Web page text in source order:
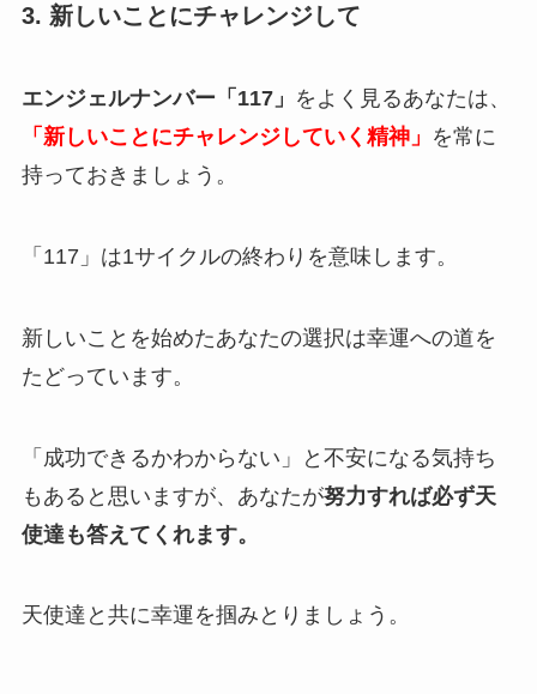
3. 新しいことにチャレンジして
エンジェルナンバー「117」 をよく見るあなたは、
「新しいことにチャレンジしていく精神」 を常に
持っておきましょう。
「117」は1サイクルの終わりを意味します。
新しいことを始めたあなたの選択は幸運への道を
たどっています。
「成功できるかわからない」と不安になる気持ち
もあると思いますが、あなたが努力すれば必ず天
使達も答えてくれます。
天使達と共に幸運を掴みとりましょう。